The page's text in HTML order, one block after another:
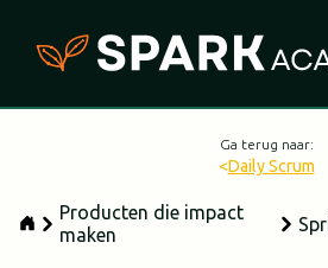
Ga terug naar:
<Daily Scrum
Producten die impact
maken